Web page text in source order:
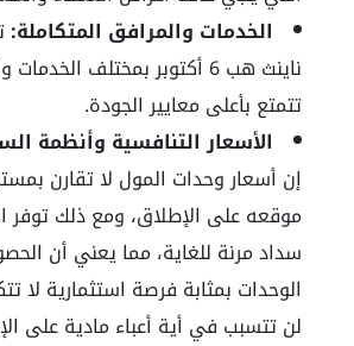
الخدمات والمرافق المتكاملة:
ناينث هب 6 أكتوبر بمختلف
تتمتع بأعلى معايير الجودة.
الأسعار التنافسية وأنظمة
إن أسعار وحدات المول لا تقارن
موقعه على الإطلاق، ومع ذلك توفر
سداد مرنة للغاية، مما يعني أن
الوحدات بمثابة فرصة استثمارية لا
لن تتسبب في أية أعباء مادية على